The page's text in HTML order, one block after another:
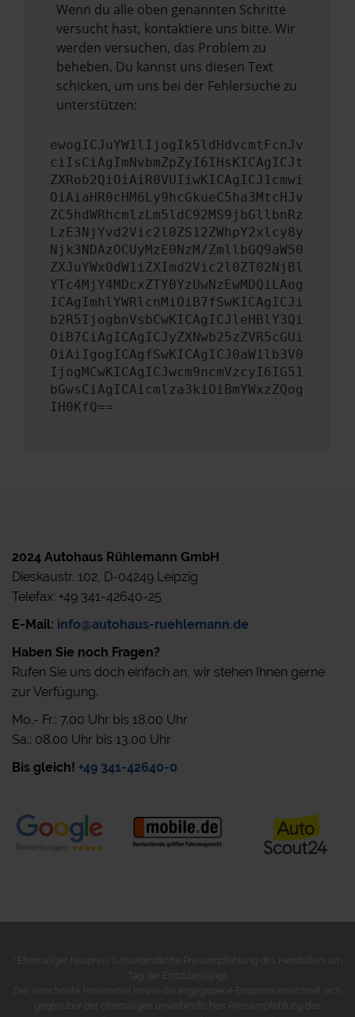
Wenn du alle oben genannten Schritte
versucht hast, kontaktiere uns bitte. Wir
werden versuchen, das Problem zu
beheben. Du kannst uns diesen Text
schicken, um uns bei der Fehlersuche zu
unterstützen:
ewogICJuYW1lIjogIk5ldHdvcmtFcnJv
ciIsCiAgImNvbmZpZyI6IHsKICAgICJt
ZXRob2QiOiAiR0VUIiwKICAgICJ1cmwi
OiAiaHR0cHM6Ly9hcGkueC5ha3MtcHJv
ZC5hdWRhcmlzLm5ldC92MS9jbGllbnRz
LzE3NjYvd2Vic2l0ZS12ZWhpY2xlcy8y
Njk3NDAzOCUyMzE0NzM/ZmllbGQ9aW50
ZXJuYWxOdW1iZXImd2Vic2l0ZT02NjBl
YTc4MjY4MDcxZTY0YzUwNzEwMDQiLAog
ICAgImhlYWRlcnMiOiB7fSwKICAgICJi
b2R5IjogbnVsbCwKICAgICJleHBlY3Qi
OiB7CiAgICAgICJyZXNwb25zZVR5cGUi
OiAiIgogICAgfSwKICAgICJ0aW1lb3V0
IjogMCwKICAgICJwcm9ncmVzcyI6IG51
bGwsCiAgICAicmlza3kiOiBmYWxzZQog
IH0KfQ==
2024 Autohaus Rühlemann GmbH
Dieskaustr. 102, D-04249 Leipzig
Telefax: +49 341-42640-25
E-Mail: info@autohaus-ruehlemann.de
Haben Sie noch Fragen?
Rufen Sie uns doch einfach an, wir stehen Ihnen gerne
zur Verfügung.
Mo.- Fr.: 7.00 Uhr bis 18.00 Uhr
Sa.: 08.00 Uhr bis 13.00 Uhr
Bis gleich! +49 341-42640-0
Ehemaliger Neupreis (Unverbindliche Preisempfehlung des Herstellers am
Tag der Erstzulassung).
Der errechnete Preisvorteil sowie die angegebene Ersparnis errechnet sich
gegenüber der ehemaligen unverbindlichen Preisempfehlung des